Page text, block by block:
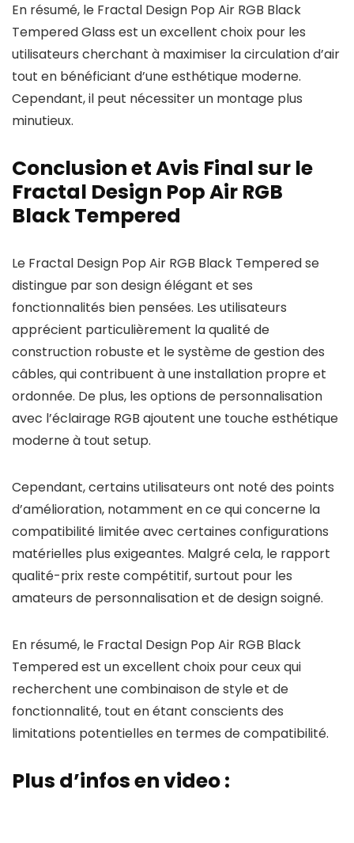
En résumé, le Fractal Design Pop Air RGB Black
Tempered Glass est un excellent choix pour les
utilisateurs cherchant à maximiser la circulation d’air
tout en bénéficiant d’une esthétique moderne.
Cependant, il peut nécessiter un montage plus
minutieux.
Conclusion et Avis Final sur le
Fractal Design Pop Air RGB
Black Tempered
Le Fractal Design Pop Air RGB Black Tempered se
distingue par son design élégant et ses
fonctionnalités bien pensées. Les utilisateurs
apprécient particulièrement la qualité de
construction robuste et le système de gestion des
câbles, qui contribuent à une installation propre et
ordonnée. De plus, les options de personnalisation
avec l’éclairage RGB ajoutent une touche esthétique
moderne à tout setup.
Cependant, certains utilisateurs ont noté des points
d’amélioration, notamment en ce qui concerne la
compatibilité limitée avec certaines configurations
matérielles plus exigeantes. Malgré cela, le rapport
qualité-prix reste compétitif, surtout pour les
amateurs de personnalisation et de design soigné.
En résumé, le Fractal Design Pop Air RGB Black
Tempered est un excellent choix pour ceux qui
recherchent une combinaison de style et de
fonctionnalité, tout en étant conscients des
limitations potentielles en termes de compatibilité.
Plus d’infos en video :